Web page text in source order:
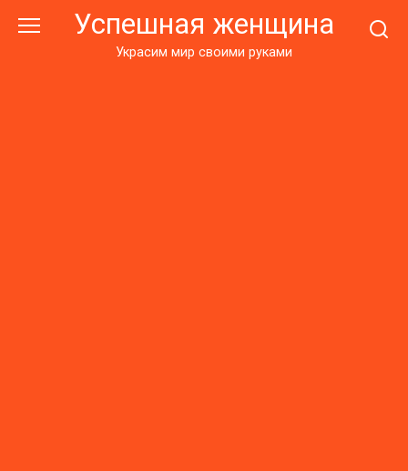
Успешная женщина
Украсим мир своими руками